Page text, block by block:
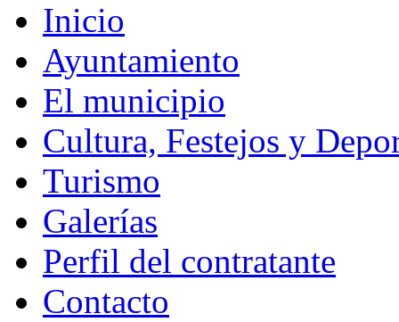
Inicio
Ayuntamiento
El municipio
Cultura, Festejos y
Turismo
Galerías
Perfil del contratante
Contacto